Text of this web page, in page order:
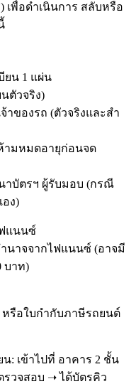
เพื่อดำเนินการ สลับหรือ
ยน 1 แผ่น
ตัวจริง)
าของรถ (ตัวจริงและสำ
ามหมดอายุก่อนจด
าบัตรฯ ผู้รับมอบ (กรณี
อง)
แนนซ์
นาจจากไฟแนนซ์ (อาจมี
บาท)
หรือใบกำกับภาษีรถยนต์
น: เข้าไปที่ อาคาร 2 ชั้น
รวจสอบ ➝ ได้บัตรคิว